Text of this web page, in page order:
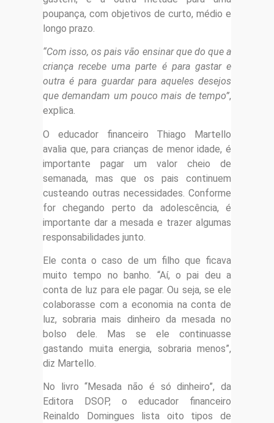
poupança, com objetivos de curto, médio e
longo prazo.
“Com isso, os pais vão ensinar que do que a
criança recebe uma parte é para gastar e
outra é para guardar para aqueles desejos
que demandam um pouco mais de tempo”,
explica.
O educador financeiro Thiago Martello
avalia que, para crianças de menor idade, é
importante pagar um valor cheio de
semanada, mas que os pais continuem
custeando outras necessidades. Conforme
for chegando perto da adolescência, é
importante dar a mesada e trazer algumas
responsabilidades junto.
Ele conta o caso de um filho que ficava
muito tempo no banho. “Aí, o pai deu a
conta de luz para ele pagar. Ou seja, se ele
colaborasse com a economia na conta de
luz, sobraria mais dinheiro da mesada no
bolso dele. Mas se ele continuasse
gastando muita energia, sobraria menos”,
diz Martello.
No livro “Mesada não é só dinheiro”, da
Editora DSOP, o educador financeiro
Reinaldo Domingues lista oito tipos de